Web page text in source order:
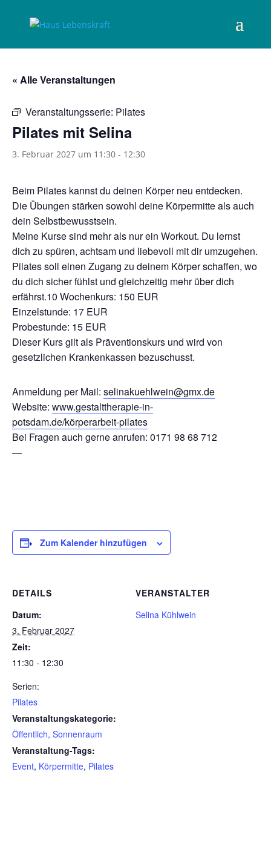
« Alle Veranstaltungen
Veranstaltungsserie: Pilates
Pilates mit Selina
3. Februar 2027 um 11:30 - 12:30
Beim Pilates kannst du deinen Körper neu entdecken.
Die Übungen stärken sowohl deine Körpermitte als auch
dein Selbstbewusstsein.
Meine Kurse sind mehr als nur ein Workout. Du lernst
dich zu spüren, achtsam und liebevoll mit dir umzugehen.
Pilates soll einen Zugang zu deinem Körper schaffen, wo
du dich sicher fühlst und gleichzeitig mehr über dich
erfährst.10 Wochenkurs: 150 EUR
Einzelstunde: 17 EUR
Probestunde: 15 EUR
Dieser Kurs gilt als Präventionskurs und wird von
gesetzlichen Krankenkassen bezuschusst.
Anmeldung per Mail: selinakuehlwein@gmx.de
Website: www.gestalttherapie-in-
potsdam.de/körperarbeit-pilates
Bei Fragen auch gerne anrufen: 0171 98 68 712
—
Zum Kalender hinzufügen
DETAILS
Datum:
3. Februar 2027
Zeit:
11:30 - 12:30
Serien:
Pilates
Veranstaltungskategorie:
Öffentlich, Sonnenraum
Veranstaltung-Tags:
Event, Körpermitte, Pilates
VERANSTALTER
Selina Kühlwein